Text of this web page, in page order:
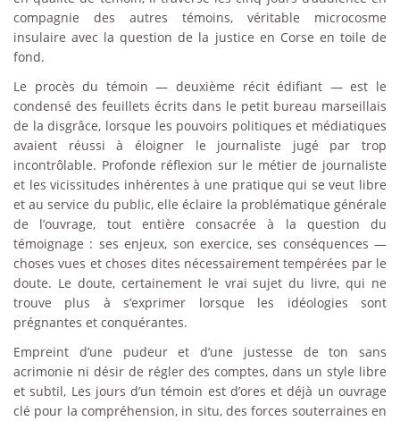
compagnie des autres témoins, véritable microcosme
insulaire avec la question de la justice en Corse en toile de
fond.
Le procès du témoin — deuxième récit édifiant — est le
condensé des feuillets écrits dans le petit bureau marseillais
de la disgrâce, lorsque les pouvoirs politiques et médiatiques
avaient réussi à éloigner le journaliste jugé par trop
incontrôlable. Profonde réflexion sur le métier de journaliste
et les vicissitudes inhérentes à une pratique qui se veut libre
et au service du public, elle éclaire la problématique générale
de l’ouvrage, tout entière consacrée à la question du
témoignage : ses enjeux, son exercice, ses conséquences —
choses vues et choses dites nécessairement tempérées par le
doute. Le doute, certainement le vrai sujet du livre, qui ne
trouve plus à s’exprimer lorsque les idéologies sont
prégnantes et conquérantes.
Empreint d’une pudeur et d’une justesse de ton sans
acrimonie ni désir de régler des comptes, dans un style libre
et subtil, Les jours d’un témoin est d’ores et déjà un ouvrage
clé pour la compréhension, in situ, des forces souterraines en